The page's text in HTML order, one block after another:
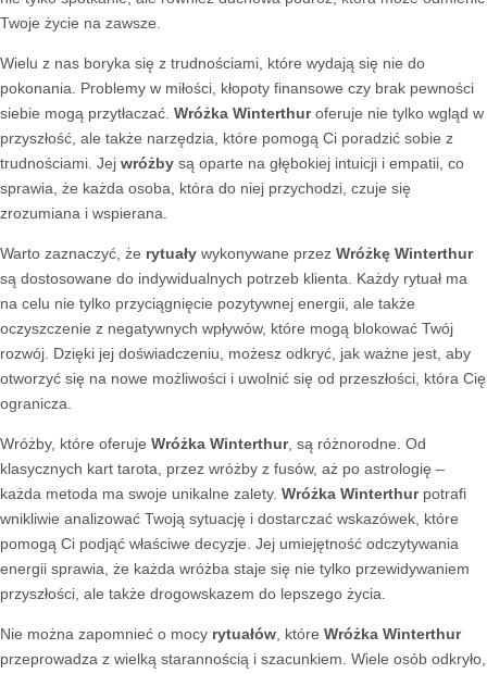
Twoje życie na zawsze.
Wielu z nas boryka się z trudnościami, które wydają się nie do
pokonania. Problemy w miłości, kłopoty finansowe czy brak pewności
siebie mogą przytłaczać. Wróżka Winterthuroferuje nie tylko wgląd w
przyszłość, ale także narzędzia, które pomogą Ci poradzić sobie z
trudnościami. Jej wróżby są oparte na głębokiej intuicji i empatii, co
sprawia, że każda osoba, która do niej przychodzi, czuje się
zrozumiana i wspierana.
Warto zaznaczyć, że rytuały wykonywane przez Wróżkę Winterthur
są dostosowane do indywidualnych potrzeb klienta. Każdy rytuał ma
na celu nie tylko przyciągnięcie pozytywnej energii, ale także
oczyszczenie z negatywnych wpływów, które mogą blokować Twój
rozwój. Dzięki jej doświadczeniu, możesz odkryć, jak ważne jest, aby
otworzyć się na nowe możliwości i uwolnić się od przeszłości, która Cię
ogranicza.
Wróżby, które oferuje Wróżka Winterthur, są różnorodne. Od
klasycznych kart tarota, przez wróżby z fusów, aż po astrologię –
każda metoda ma swoje unikalne zalety. Wróżka Winterthurpotrafi
wnikliwie analizować Twoją sytuację i dostarczać wskazówek, które
pomogą Ci podjąć właściwe decyzje. Jej umiejętność odczytywania
energii sprawia, że każda wróżba staje się nie tylko przewidywaniem
przyszłości, ale także drogowskazem do lepszego życia.
Nie można zapomnieć o mocy rytuałów , które Wróżka Winterthur
przeprowadza z wielką starannością i szacunkiem. Wiele osób odkryło,